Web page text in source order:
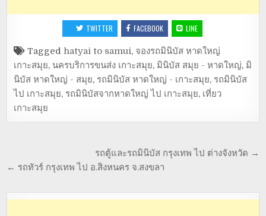
TWITTER FACEBOOK LINE
Tagged hatyai to samui, จองรถมินิบัส หาดใหญ่
เกาะสมุย, นครบริการขนส่ง เกาะสมุย, มินิบัส สมุย - หาดใหญ่, มิ
นิบัส หาดใหญ่ - สมุย, รถมินิบัส หาดใหญ่ - เกาะสมุย, รถมินิบัส
ไป เกาะสมุย, รถมินิบัสจากหาดใหญ่ ไป เกาะสมุย, เที่ยว
เกาะสมุย
รถตู้และรถมินิบัส กรุงเทพ ไป ต่างจังหวัด →
← รถทัวร์ กรุงเทพ ไป อ.สิงหนคร จ.สงขลา